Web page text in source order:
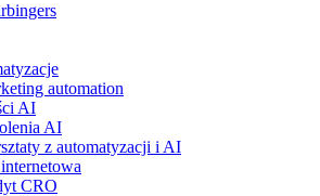
automation
AI
AI
z automatyzacji i AI
CRO